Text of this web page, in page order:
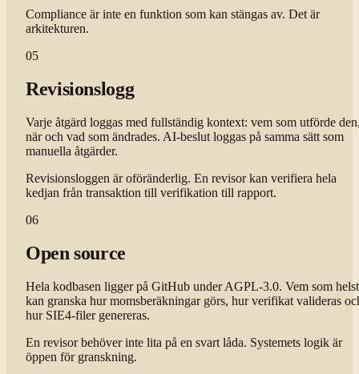
Compliance är inte en funktion som kan stängas av. Det är
arkitekturen.
05
Revisionslogg
Varje åtgärd loggas med fullständig kontext: vem som utförde
när och vad som ändrades. AI-beslut loggas på samma sätt som
manuella åtgärder.
Revisionsloggen är oföränderlig. En revisor kan verifiera hela
kedjan från transaktion till verifikation till rapport.
06
Open source
Hela kodbasen ligger på GitHub under AGPL-3.0. Vem som helst
kan granska hur momsberäkningar görs, hur verifikat valideras
hur SIE4-filer genereras.
En revisor behöver inte lita på en svart låda. Systemets logik är
öppen för granskning.